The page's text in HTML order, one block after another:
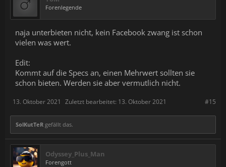
Forenlegende
naja unterbieten nicht, kein Facebook zwang ist schon
vielen was wert.
Edit:
Kommt auf die Specs an, einen Mehrwert sollten sie
schon bieten. Werden sie aber vermutlich nicht.
#15
13. Oktober 2021 Zuletzt bearbeitet: 13. Oktober 2021
SolKutTeR gefällt das.
Odyssey_Plus_Man
Forengott